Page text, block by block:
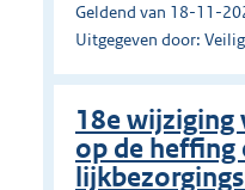
Geldend van 18-11-
Uitgegeven door:
18e wijziging
op de heffing